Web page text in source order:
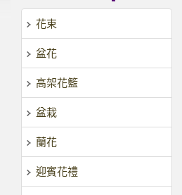
花束
盆花
高架花籃
盆栽
蘭花
迎賓花禮